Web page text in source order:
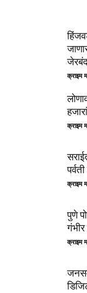
क्राइम
क्राइम
क्राइम
पुणे
गंभीर
क्राइम